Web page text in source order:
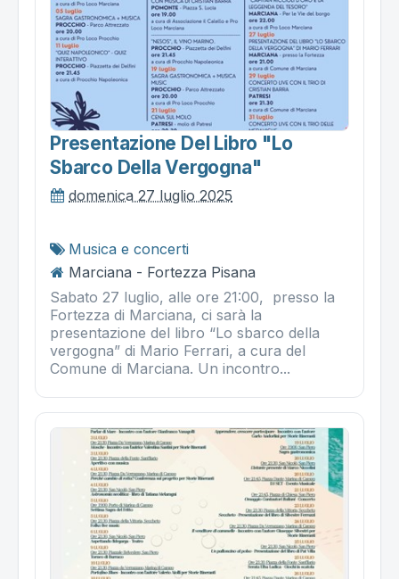
Presentazione Del Libro "lo
Sbarco Della Vergogna"
domenica 27 luglio 2025
Musica e concerti
Marciana - Fortezza Pisana
Sabato 27 luglio, alle ore 21:00, presso la
Fortezza di Marciana, ci sarà la
presentazione del libro “Lo sbarco della
vergogna” di Mario Ferrari, a cura del
Comune di Marciana. Un incontro...